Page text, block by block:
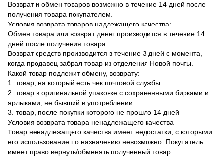
Возврат и обмен товаров возможно в течение 14 дней после
получения товара покупателем.
Условия возврата товаров надлежащего качества:
Обмен товара или возврат денег производится в течение 14
дней после получения товара.
Возврат средств производится в течение 3 дней с момента,
когда продавец забрал товар из отделения Новой почты.
Какой товар подлежит обмену, возврату:
1. товар, на который есть чек почтовой службы
2. товар в оригинальной упаковке с сохраненными бирками и
ярлыками, не бывший в употреблении
3. товар, после покупки которого не прошло 14 дней
Условия возврата товара ненадлежащего качества
Товар ненадлежащего качества имеет недостатки, с которыми
его использование по назначению невозможно. Покупатель
имеет право вернуть/обменять полученный товар